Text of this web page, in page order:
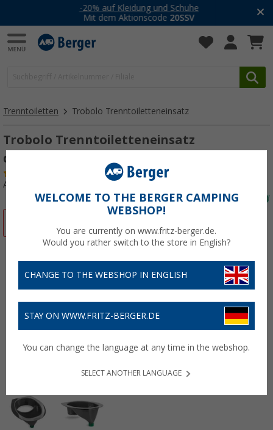
-20% auf Kleidung und Schuhe
Mit dem Aktionscode 20SSV
Trenntoiletten Trobolo Trenntoiletteneinsatz
Trobolo Trenntoiletteneinsatz
dunkelgrau
Art.-Nr.: 822023
WELCOME TO THE BERGER CAMPING
WEBSHOP!
You are currently on www.fritz-berger.de.
Would you rather switch to the store in English?
CHANGE TO THE WEBSHOP IN ENGLISH
STAY ON WWW.FRITZ-BERGER.DE
You can change the language at any time in the webshop.
SELECT ANOTHER LANGUAGE